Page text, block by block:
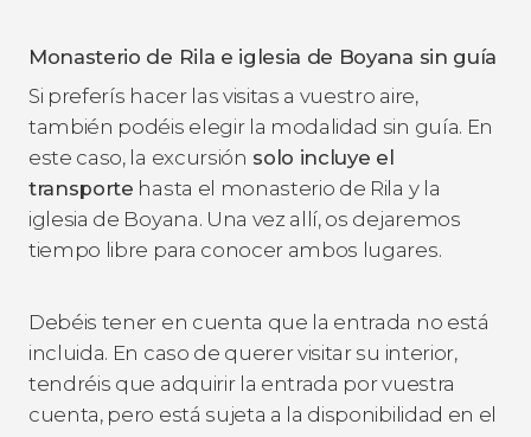
Monasterio de Rila e iglesia de Boyana sin guía
Si preferís hacer las visitas a vuestro aire,
también podéis elegir la modalidad sin guía. En
este caso, la excursión solo incluye el
transporte hasta el monasterio de Rila y la
iglesia de Boyana. Una vez allí, os dejaremos
tiempo libre para conocer ambos lugares.
Debéis tener en cuenta que la entrada no está
incluida. En caso de querer visitar su interior,
tendréis que adquirir la entrada por vuestra
cuenta, pero está sujeta a la disponibilidad en el